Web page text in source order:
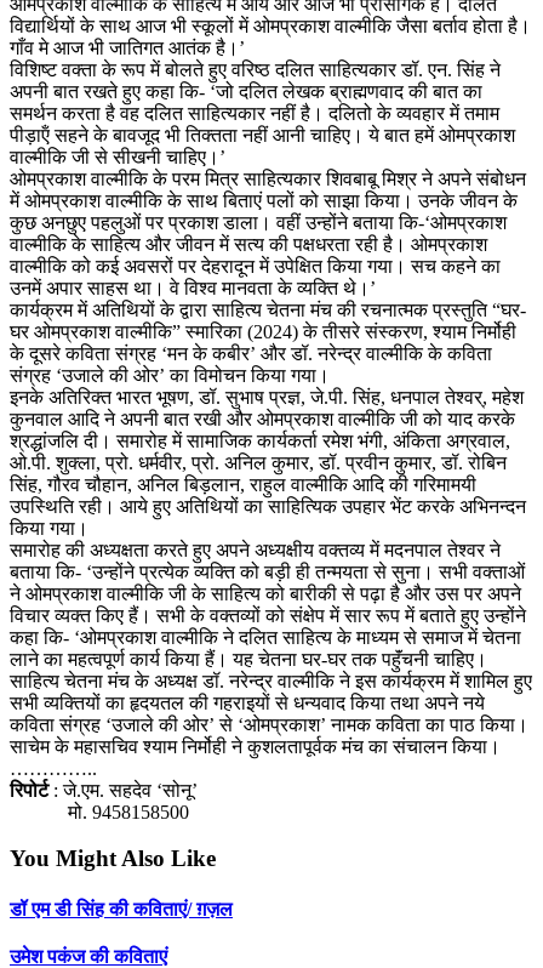
विद्यार्थियों के साथ आज भी स्कूलों में ओमप्रकाश वाल्मीकि जैसा बर्ताव होता है।
गाँव मे आज भी जातिगत आतंक है।’
विशिष्ट वक्ता के रूप में बोलते हुए वरिष्ठ दलित साहित्यकार डॉ. एन. सिंह ने
अपनी बात रखते हुए कहा कि- ‘जो दलित लेखक ब्राह्मणवाद की बात का
समर्थन करता है वह दलित साहित्यकार नहीं है। दलितो के व्यवहार में तमाम
पीड़ाऍं सहने के बावजूद भी तिक्तता नहीं आनी चाहिए। ये बात हमें ओमप्रकाश
वाल्मीकि जी से सीखनी चाहिए।’
ओमप्रकाश वाल्मीकि के परम मित्र साहित्यकार शिवबाबू मिश्र ने अपने संबोधन
में ओमप्रकाश वाल्मीकि के साथ बिताएं पलों को साझा किया। उनके जीवन के
कुछ अनछुए पहलुओं पर प्रकाश डाला। वहीं उन्होंने बताया कि-‘ओमप्रकाश
वाल्मीकि के साहित्य और जीवन में सत्य की पक्षधरता रही है। ओमप्रकाश
वाल्मीकि को कई अवसरों पर देहरादून में उपेक्षित किया गया। सच कहने का
उनमें अपार साहस था। वे विश्व मानवता के व्यक्ति थे।’
कार्यक्रम में अतिथियों के द्वारा साहित्य चेतना मंच की रचनात्मक प्रस्तुति “घर-
घर ओमप्रकाश वाल्मीकि” स्मारिका (2024) के तीसरे संस्करण, श्याम निर्मोही
के दूसरे कविता संग्रह ‘मन के कबीर’ और डॉ. नरेन्द्र वाल्मीकि के कविता
संग्रह ‘उजाले की ओर’ का विमोचन किया गया।
इनके अतिरिक्त भारत भूषण, डॉ. सुभाष प्रज्ञ, जे.पी. सिंह, धनपाल तेश्वर्, महेश
कुनवाल आदि ने अपनी बात रखी और ओमप्रकाश वाल्मीकि जी को याद करके
श्रद्धांजलि दी। समारोह में सामाजिक कार्यकर्ता रमेश भंगी, अंकिता अग्रवाल,
ओ.पी. शुक्ला, प्रो. धर्मवीर, प्रो.‌ अनिल कुमार, डॉ. प्रवीन कुमार, डॉ. रोबिन
सिंह, गौरव चौहान, अनिल बिड़लान, राहुल वाल्मीकि‌ आदि की गरिमामयी
उपस्थिति रही। आये हुए अतिथियों का साहित्यिक उपहार भेंट करके अभिनन्दन
किया गया।
समारोह की अध्यक्षता करते हुए अपने अध्यक्षीय वक्तव्य में मदनपाल तेश्वर ने
बताया कि- ‘उन्होंने प्रत्येक व्यक्ति को बड़ी ही तन्मयता से सुना। सभी वक्ताओं
ने ओमप्रकाश वाल्मीकि जी के साहित्य को बारीकी से पढ़ा है और उस पर अपने
विचार व्यक्त किए हैं। सभी के वक्तव्यों को संक्षेप में सार रूप में बताते हुए उन्होंने
कहा कि- ‘ओमप्रकाश वाल्मीकि ने दलित साहित्य के माध्यम से समाज में चेतना
लाने का महत्वपूर्ण कार्य किया हैं। यह चेतना घर-घर तक पहुॅंचनी चाहिए।
साहित्य चेतना मंच के अध्यक्ष डॉ. नरेन्द्र वाल्मीकि ने इस कार्यक्रम में शामिल हुए
सभी व्यक्तियों का हृदयतल की गहराइयों से धन्यवाद किया तथा अपने नये
कविता संग्रह ‘उजाले की ओर’ से ‘ओमप्रकाश’ नामक कविता का पाठ किया।
साचेम के महासचिव श्याम निर्मोही ने कुशलतापूर्वक मंच का संचालन किया।
…………..
रिपोर्ट: जे.एम. सहदेव ‘सोनू’
मो. 9458158500
You Might Also Like
डॉ एम डी सिंह की कविताएं/ ग़ज़ल
उमेश पकंज की कविताएं